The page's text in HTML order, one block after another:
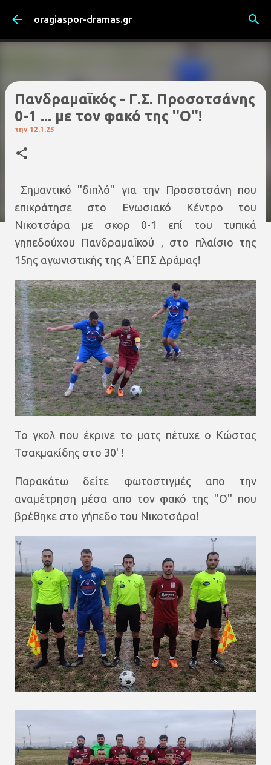
Μετάβαση στο κύριο περιεχόμενο
oragiaspor-dramas.gr
Πανδραμαϊκός - Γ.Σ. Προσοτσάνης
0-1 ... με τον φακό της ''Ο''!
την 12.1.25
Σημαντικό ''διπλό'' για την Προσοτσάνη που
επικράτησε στο Ενωσιακό Κέντρο του
Νικοτσάρα με σκορ 0-1 επί του τυπικά
γηπεδούχου Πανδραμαϊκού , στο πλαίσιο της
15ης αγωνιστικής της Α΄ΕΠΣ Δράμας!
Το γκολ που έκρινε το ματς πέτυχε ο Κώστας
Τσακμακίδης στο 30' !
Παρακάτω δείτε φωτοστιγμές απο την
αναμέτρηση μέσα απο τον φακό της ''Ο'' που
βρέθηκε στο γήπεδο του Νικοτσάρα!